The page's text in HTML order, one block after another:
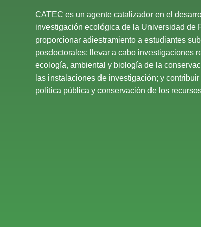
CATEC es un agente catalizador en el
investigación ecológica de la Universidad de
proporcionar adiestramiento a estudiantes
posdoctorales; llevar a cabo investigaciones
ecología, ambiental y biología de la
las instalaciones de investigación; y
política pública y conservación de los